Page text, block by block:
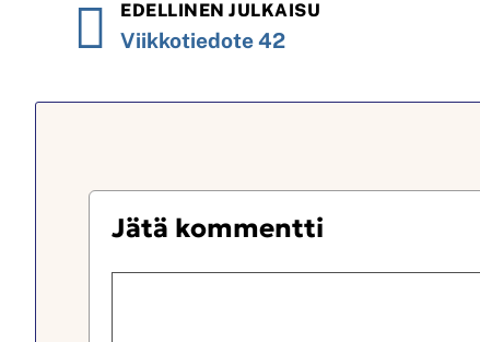
EDELLINEN JULKAISU
Viikkotiedote 42
Jätä kommentti